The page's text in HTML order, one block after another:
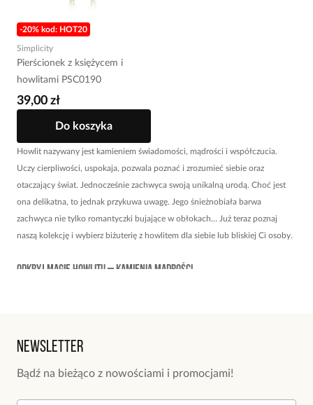
-20% kod: HOT20
Simplicity
Pierścionek z księżycem i
howlitami PSC0190
39,00 zł
Do koszyka
Howlit nazywany jest kamieniem świadomości, mądrości i współczucia.
Uczy cierpliwości, uspokaja, pozwala poznać i zrozumieć siebie oraz
otaczający świat. Jednocześnie zachwyca swoją unikalną urodą. Choć jest
ona delikatna, to jednak przykuwa uwagę. Jego śnieżnobiała barwa
zachwyca nie tylko romantyczki bujające w obłokach… Już teraz poznaj
naszą kolekcję i wybierz biżuterię z howlitem dla siebie lub bliskiej Ci osoby.
Odkryj magię howlitu – kamienia mądrości
skutecznie łagodzi stres, niweluje niepokój i napięcie – jest idealny dla osób,
Newsletter
Bądź na bieżąco z nowościami i promocjami!